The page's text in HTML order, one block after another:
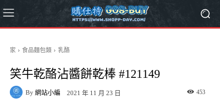
家 食品麵包類 乳酪
笑牛乾酪沾醬餅乾棒 #121149
By 網站小編 2021 年 11 月 23 日 453